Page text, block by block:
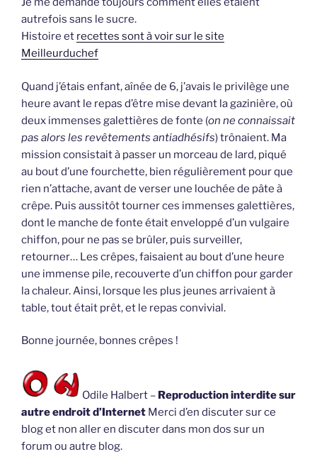
autrefois sans le sucre.
Histoire et recettes sont à voir sur le site
Meilleurduchef
Quand j’étais enfant, aînée de 6, j’avais le privilège une
heure avant le repas d’être mise devant la gazinière, où
deux immenses galettières de fonte (on ne connaissait
pas alors les revêtements antiadhésifs) trônaient. Ma
mission consistait à passer un morceau de lard, piqué
au bout d’une fourchette, bien régulièrement pour que
rien n’attache, avant de verser une louchée de pâte à
crêpe. Puis aussitôt tourner ces immenses galettières,
dont le manche de fonte était enveloppé d’un vulgaire
chiffon, pour ne pas se brûler, puis surveiller,
retourner… Les crêpes, faisaient au bout d’une heure
une immense pile, recouverte d’un chiffon pour garder
la chaleur. Ainsi, lorsque les plus jeunes arrivaient à
table, tout était prêt, et le repas convivial.
Bonne journée, bonnes crêpes !
Odile Halbert – Reproduction interdite sur
autre endroit d’Internet Merci d’en discuter sur ce
blog et non aller en discuter dans mon dos sur un
forum ou autre blog.